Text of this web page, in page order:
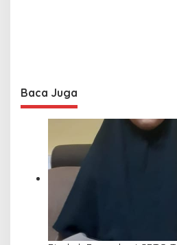
Baca Juga